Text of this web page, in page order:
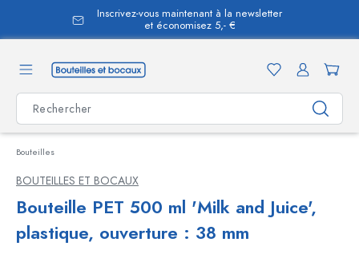
principal
Inscrivez-vous maintenant à la newsletter
et économisez 5,- €
Bouteilles
BOUTEILLES ET BOCAUX
Bouteille PET 500 ml 'Milk and Juice',
plastique, ouverture : 38 mm